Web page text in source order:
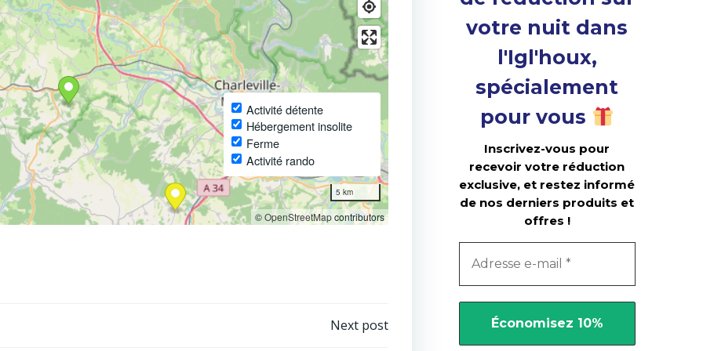
Activité détente
Hébergement insolite
Ferme
Activité rando
5 km
©OpenStreetMapcontributors
Next post
votre nuit dans
l'Igl'houx,
spécialement
pour vous
Inscrivez-vous pour
recevoir votre réduction
exclusive, et restez informé
de nos derniers produits et
offres !